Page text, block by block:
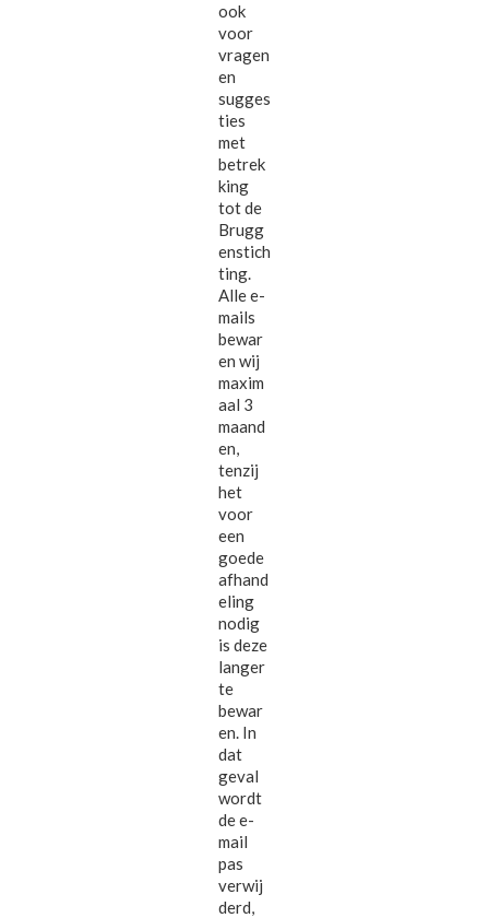
ook
voor
vragen
en
sugges
ties
met
betrek
king
tot de
Brugg
enstich
ting.
Alle e-
mails
bewar
en wij
maxim
aal 3
maand
en,
tenzij
het
voor
een
goede
afhand
eling
nodig
is deze
langer
te
bewar
en. In
dat
geval
wordt
de e-
mail
pas
verwij
derd,